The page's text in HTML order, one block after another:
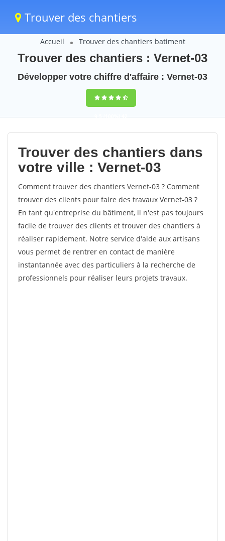
Trouver des chantiers
Accueil Trouver des chantiers batiment
Trouver des chantiers : Vernet-03
Développer votre chiffre d'affaire : Vernet-03
9,5(100%)42
votes
Trouver des chantiers dans
votre ville : Vernet-03
Comment trouver des chantiers Vernet-03 ? Comment
trouver des clients pour faire des travaux Vernet-03 ?
En tant qu'entreprise du bâtiment, il n'est pas toujours
facile de trouver des clients et trouver des chantiers à
réaliser rapidement. Notre service d'aide aux artisans
vous permet de rentrer en contact de manière
instantannée avec des particuliers à la recherche de
professionnels pour réaliser leurs projets travaux.